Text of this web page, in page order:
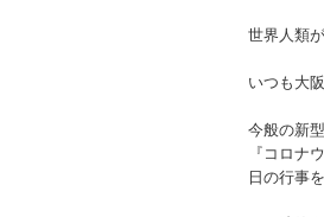
世界人類
いつも大
今般の新
『コロナ
日の行事